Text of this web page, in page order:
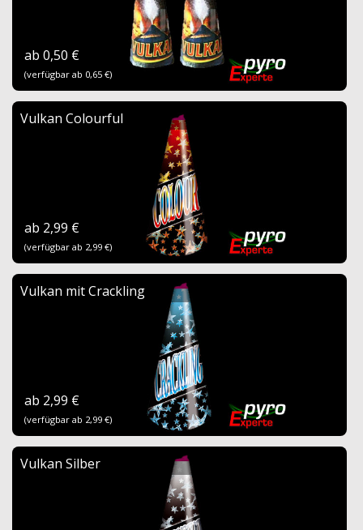
ab 0,50 €
(verfügbar ab 0,65 €)
Vulkan Colourful
ab 2,99 €
(verfügbar ab 2,99 €)
Vulkan mit Crackling
ab 2,99 €
(verfügbar ab 2,99 €)
Vulkan Silber